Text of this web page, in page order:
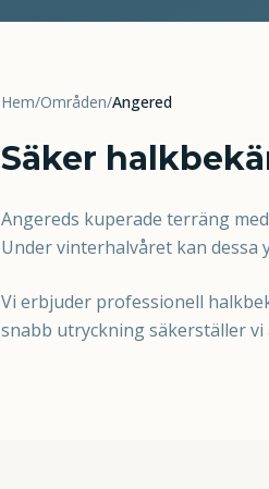
Hem/Områden/Angered
Säker
Angereds kuperade terräng
Under vinterhalvåret kan
Vi erbjuder professionell
snabb utryckning säkerställer